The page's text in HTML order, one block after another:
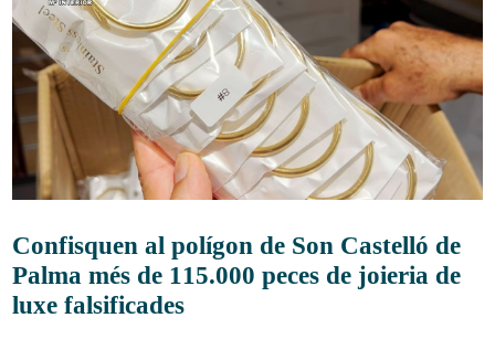
Confisquen al polígon de Son Castelló de
Palma més de 115.000 peces de joieria de
luxe falsificades